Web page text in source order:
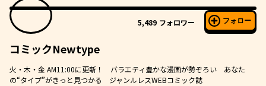
5,489 フォロワー フォロー
コミックNewtype
火・木・金 AM11:00に更新！ バラエティ豊かな漫画が勢ぞろい あなた
の“タイプ”がきっと見つかる ジャンルレスWEBコミック誌